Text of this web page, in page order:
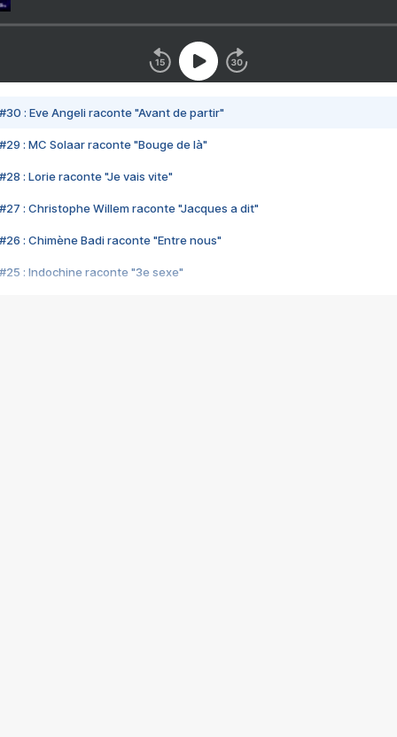
#30 : Eve Angeli raconte "Avant de partir"
#29 : MC Solaar raconte "Bouge de là"
#28 : Lorie raconte "Je vais vite"
#27 : Christophe Willem raconte "Jacques a dit"
#26 : Chimène Badi raconte "Entre nous"
#25 : Indochine raconte "3e sexe"